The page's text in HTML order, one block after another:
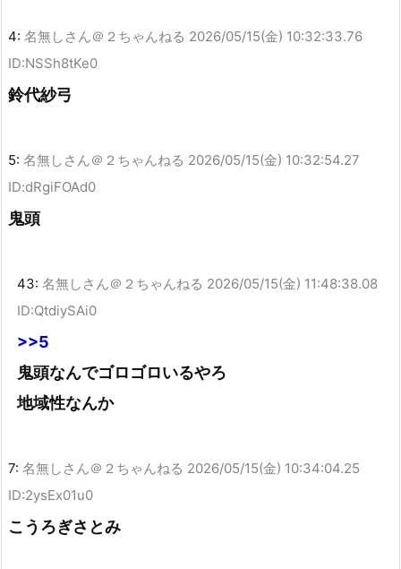
4: 名無しさん＠２ちゃんねる 2026/05/15(金) 10:32:33.76
ID:NSSh8tKe0
鈴代紗弓
5: 名無しさん＠２ちゃんねる 2026/05/15(金) 10:32:54.27
ID:dRgiFOAd0
鬼頭
43: 名無しさん＠２ちゃんねる 2026/05/15(金) 11:48:38.08
ID:QtdiySAi0
>>5
鬼頭なんでゴロゴロいるやろ
地域性なんか
7: 名無しさん＠２ちゃんねる 2026/05/15(金) 10:34:04.25
ID:2ysEx01u0
こうろぎさとみ